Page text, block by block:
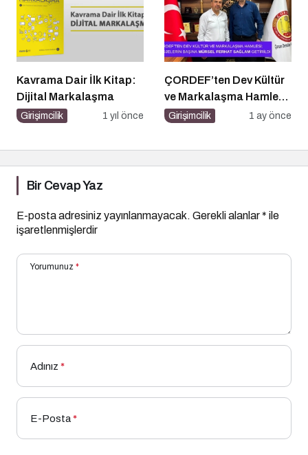
Yatırım
Kavrama Dair İlk Kitap:
Dijital Markalaşma
Girişimcilik 1 yıl önce
ÇORDEF’ten Dev Kültür
ve Markalaşma Hamlesi:
Projelerin Başına Mürsel
Girişimcilik 1 ay önce
Bir Cevap Yaz
E-posta adresiniz yayınlanmayacak. Gerekli alanlar* ile
işaretlenmişlerdir
Yorumunuz *
Adınız *
E-Posta*